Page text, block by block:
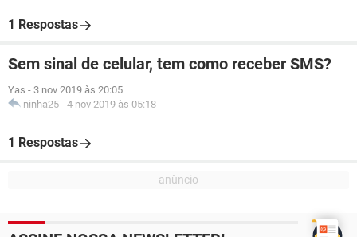
1 Respostas
Sem sinal de celular, tem como receber SMS?
Yas - 3 nov 2019 às 20:05
ninha25 - 4 nov 2019 às 05:18
1 Respostas